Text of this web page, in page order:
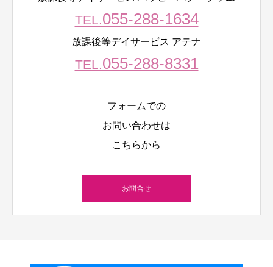
TEL.055-288-1634
放課後等デイサービス アテナ
TEL.055-288-8331
フォームでの
お問い合わせは
こちらから
お問合せ